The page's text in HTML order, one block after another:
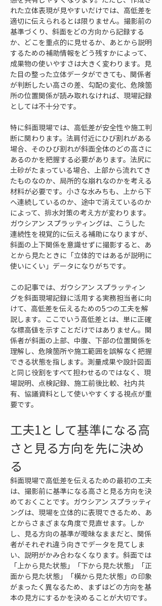
れた立体表現が見やすいだけでは、高低差を
適切に伝えられるとは限りません。撮影前の
基準づくり、斜面をどの方向から記録する
か、どこを重点的に見せるか、あとから説明
するための補助情報をどう残すかによって、
成果物の使いやすさは大きく変わります。見
た目の整った立体データができても、関係者
が判断したい高さの差、勾配の変化、危険箇
所の位置関係が読み取れなければ、現場記録
としては不十分です。
特に斜面現場では、高低差が安全性や施工判
断に関わります。法肩付近にひび割れがある
場合、そのひび割れが斜面全体のどの高さに
あるのかを把握する必要があります。法尻に
土砂がたまっている場合、上部から流れてき
たものなのか、局所的な崩れなのかを考える
材料が必要です。小さな水みちも、上から下
へ連続しているのか、途中で消えているのか
によって、排水対策の考え方が変わります。
ガウシアン スプラッティングは、こうした
連続性を視覚的に伝える補助になりますが、
斜面の上下関係を意識せずに撮影すると、あ
とから見たときに「立体的ではあるが説明に
使いにくい」データになりがちです。
この記事では、ガウシアン スプラッティン
グを斜面現場記録に活用する実務担当者に向
けて、高低差を伝えるための5つの工夫を解
説します。ここでいう高低差とは、単に正確
な標高値を示すことだけではありません。関
係者が斜面の上部、中腹、下部の位置関係を
理解し、危険箇所や施工範囲を誤解なく把握
できる状態を指します。測量成果や設計図面
と同じ役割をすべて担わせるのではなく、現
場説明、点検記録、施工前後比較、社内共
有、協議資料として使いやすくする視点が重
要です。
工夫1として基準になる高
さと見る方向を先に決め
る
斜面現場で高低差を伝えるための最初の工夫
は、撮影前に基準になる高さと見る方向を決
めておくことです。ガウシアン スプラッティ
ングは、現場を立体的に表現できるため、あ
とからさまざまな角度で見直せます。しか
し、見る方向の基準が曖昧なままだと、関係
者がそれぞれ違う向きでデータを見てしま
い、説明がかみ合わなくなります。斜面では
「上から見た状態」「下から見た状態」「正
面から見た状態」「横から見た状態」の印象
がまったく異なるため、まずはどの方向を基
本の見方にするかを決めることが大切です。